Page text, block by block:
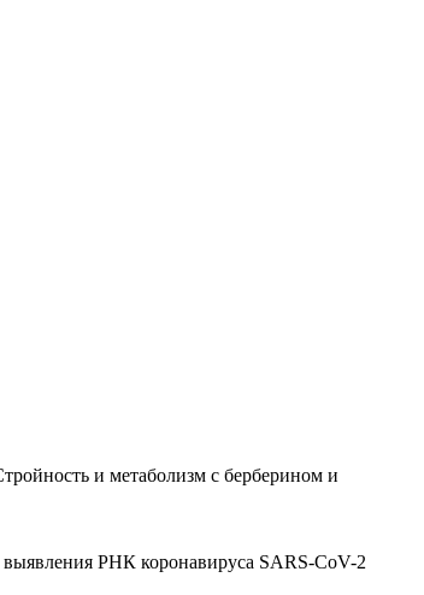
и метаболизм с берберином и
РНК коронавируса SARS-CoV-2